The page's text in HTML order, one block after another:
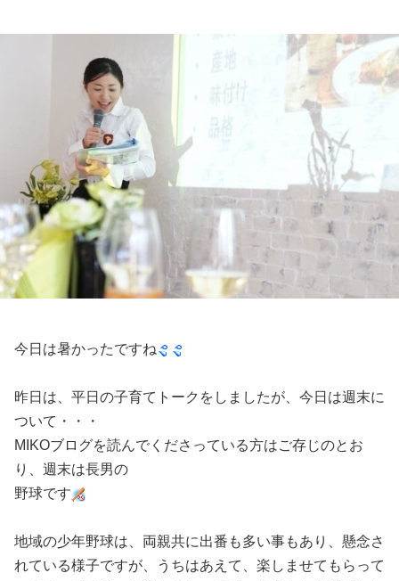
今日は暑かったですね
昨日は、平日の子育てトークをしましたが、今日は週末に
ついて・・・
MIKOブログを読んでくださっている方はご存じのとお
り、週末は長男の
野球です
地域の少年野球は、両親共に出番も多い事もあり、懸念さ
れている様子ですが、
うちはあえて、楽しませてもらって